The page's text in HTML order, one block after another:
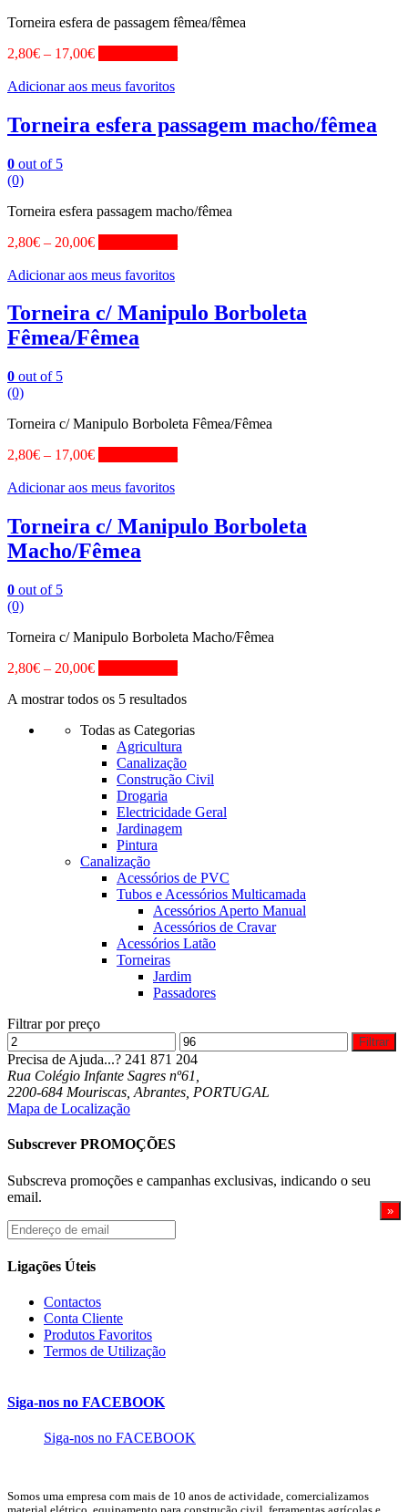
Torneira esfera de passagem fêmea/fêmea
2,80€ – 17,00€
Adicionar aos meus favoritos
Torneira esfera passagem macho/fêmea
0 out of 5
(0)
Torneira esfera passagem macho/fêmea
2,80€ – 20,00€
Adicionar aos meus favoritos
Torneira c/ Manipulo Borboleta
Fêmea/Fêmea
0 out of 5
(0)
Torneira c/ Manipulo Borboleta Fêmea/Fêmea
2,80€ – 17,00€
Adicionar aos meus favoritos
Torneira c/ Manipulo Borboleta
Macho/Fêmea
0 out of 5
(0)
Torneira c/ Manipulo Borboleta Macho/Fêmea
2,80€ – 20,00€
A mostrar todos os 5 resultados
Todas as Categorias
Agricultura
Canalização
Construção Civil
Drogaria
Electricidade Geral
Jardinagem
Pintura
Canalização
Acessórios de PVC
Tubos e Acessórios Multicamada
Acessórios Aperto Manual
Acessórios de Cravar
Acessórios Latão
Torneiras
Jardim
Passadores
Filtrar por preço
Filtrar
Precisa de Ajuda...? 241 871 204
Rua Colégio Infante Sagres nº61,
2200-684 Mouriscas, Abrantes, PORTUGAL
Mapa de Localização
Subscrever PROMOÇÕES
Subscreva promoções e campanhas exclusivas, indicando o seu
email.
Endereço
de
email
Ligações Úteis
Contactos
Conta Cliente
Produtos Favoritos
Termos de Utilização
Siga-nos no FACEBOOK
Siga-nos no FACEBOOK
Somos uma empresa com mais de 10 anos de actividade, comercializamos